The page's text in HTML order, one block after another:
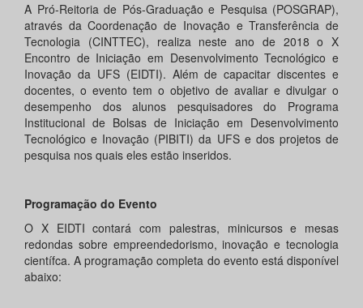
A Pró-Reitoria de Pós-Graduação e Pesquisa (POSGRAP),
através da Coordenação de Inovação e Transferência de
Tecnologia (CINTTEC), realiza neste ano de 2018 o X
Encontro de Iniciação em Desenvolvimento Tecnológico e
Inovação da UFS (EIDTI). Além de capacitar discentes e
docentes, o evento tem o objetivo de avaliar e divulgar o
desempenho dos alunos pesquisadores do Programa
Institucional de Bolsas de Iniciação em Desenvolvimento
Tecnológico e Inovação (PIBITI) da UFS e dos projetos de
pesquisa nos quais eles estão inseridos.
Programação do Evento
O X EIDTI contará com palestras, minicursos e mesas
redondas sobre empreendedorismo, inovação e tecnologia
científca. A programação completa do evento está disponível
abaixo: